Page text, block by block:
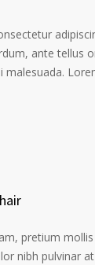
ante tellus
malesuada.
pretium
nibh pulvinar